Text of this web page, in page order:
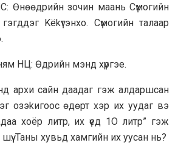
Өнөөдрийн зочин маань Сүмогийн
Kёkүтэнхо. Сүмогийн талaap
НЦ: Өдрийн мэнд хүргэе.
архи сайн даадаг гэж алдаршсан
озэkигоос өдөрт хэр их уудаг вэ
хоёр литр, их үед 1O литр” гэж
Таны хувьд хамгийн их уусан нь?